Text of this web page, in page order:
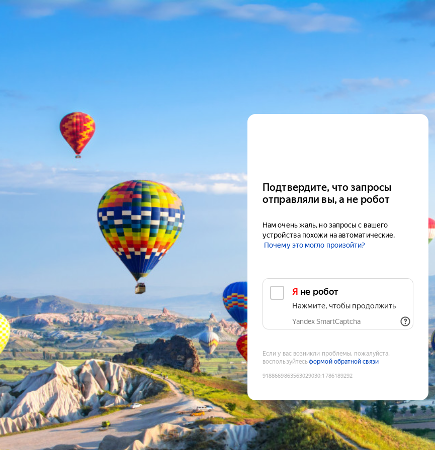
Подтвердите, что запросы
отправляли вы, а не робот
Нам очень жаль, но запросы с вашего
устройства похожи на автоматические.
Почему это могло произойти?
Я не робот
Нажмите, чтобы продолжить
Yandex SmartCaptcha
Если у вас возникли проблемы, пожалуйста,
воспользуйтесьформой обратной связи
9188669863563029030:1786189292